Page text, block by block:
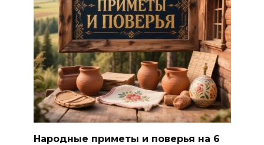
Народные приметы и поверья на 6